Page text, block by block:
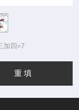
加四=7